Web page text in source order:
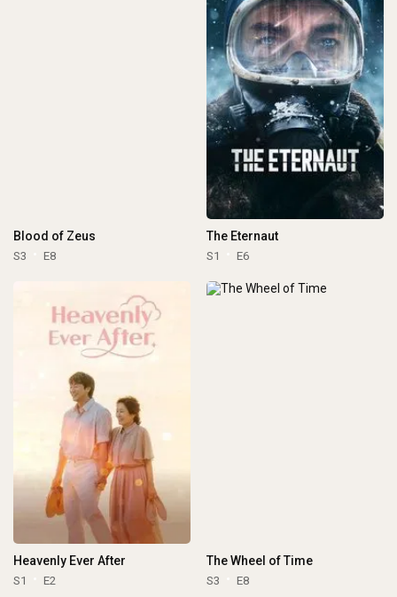
Blood of Zeus
S3 E8
The Eternaut
S1 E6
Heavenly Ever After
S1 E2
The Wheel of Time
S3 E8